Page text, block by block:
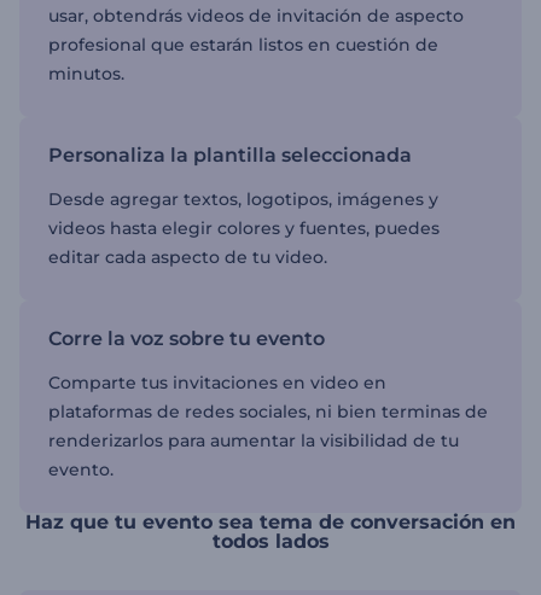
usar, obtendrás videos de invitación de aspecto
profesional que estarán listos en cuestión de
minutos.
Personaliza la plantilla seleccionada
Desde agregar textos, logotipos, imágenes y
videos hasta elegir colores y fuentes, puedes
editar cada aspecto de tu video.
Corre la voz sobre tu evento
Comparte tus invitaciones en video en
plataformas de redes sociales, ni bien terminas de
renderizarlos para aumentar la visibilidad de tu
evento.
Haz que tu evento sea tema de conversación en
todos lados